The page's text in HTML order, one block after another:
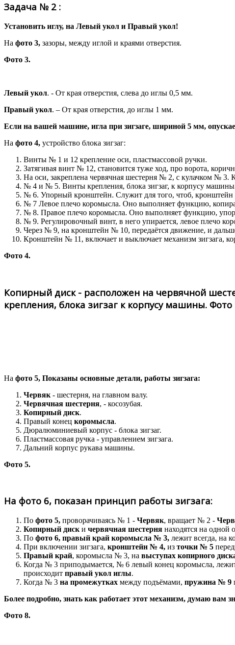
Задача № 2 :
Установить иглу, на Левый укол и Правый укол!
На фото 3, зазоры, между иглой и краями отверстия.
Фото 3.
Левый укол. - От края отверстия, слева до иглы 0,5 мм.
Правый укол. – От края отверстия, до иглы 1 мм.
Если на вашей машине, игла при зигзаге, шириной 5 мм,
На фото 4, устройство блока зигзаг:
Винты № 1 и 12 крепление оси, пластмассовой ручки.
Затягивая винт № 12, становится туже ход, про ворота,
На оси, закреплена червячная шестерня № 2, с кулачком № 3.
№ 4 и № 5. Винты крепления, блока зигзаг, к корпусу
№ 6. Упорный кронштейн. Служит для того, чтоб, кронштейн
№ 7 Левое плечо коромысла. Оно выполняет функцию,
№ 8. Правое плечо коромысла. Оно выполняет функцию,
№ 9. Регулировочный винт, в него упирается, левое плечо
Через № 9, на кронштейн № 10, передаётся движение, и
Кронштейн № 11, включает и выключает механизм зигзага,
Фото 4.
Копирный диск - расположен на червячной
крепления, блока зигзаг к корпусу машины. Фото
На фото 5, Показаны основные детали, работы зигзага:
Червяк - шестерня, на главном валу.
Червячная шестерня, - косозубая.
Копирный диск.
Правый конец коромысла.
Дюралюминиевый корпус - блока зигзаг.
Пластмассовая ручка - управлением зигзага.
Дальний корпус рукава машины.
Фото 5.
На фото 6, показан принцип работы зигзага:
По фото 5, проворачиваясь № 1 - Червяк, вращает № 2 -
Копирный диск и червячная шестерня находятся на одной
По фото 6, правый край коромысла № 3, лежит всегда, на
При включении зигзага, кронштейн № 4, из точки № 5
Правый край, коромысла № 3, на выступах копирного
Когда № 3 приподымается, № 6 левый конец коромысла,
происходит правый укол иглы.
Когда № 3 на промежутках между подъёмами, пружина № 9
Более подробно, знать как работает этот механизм, думаю вам
Фото 8.